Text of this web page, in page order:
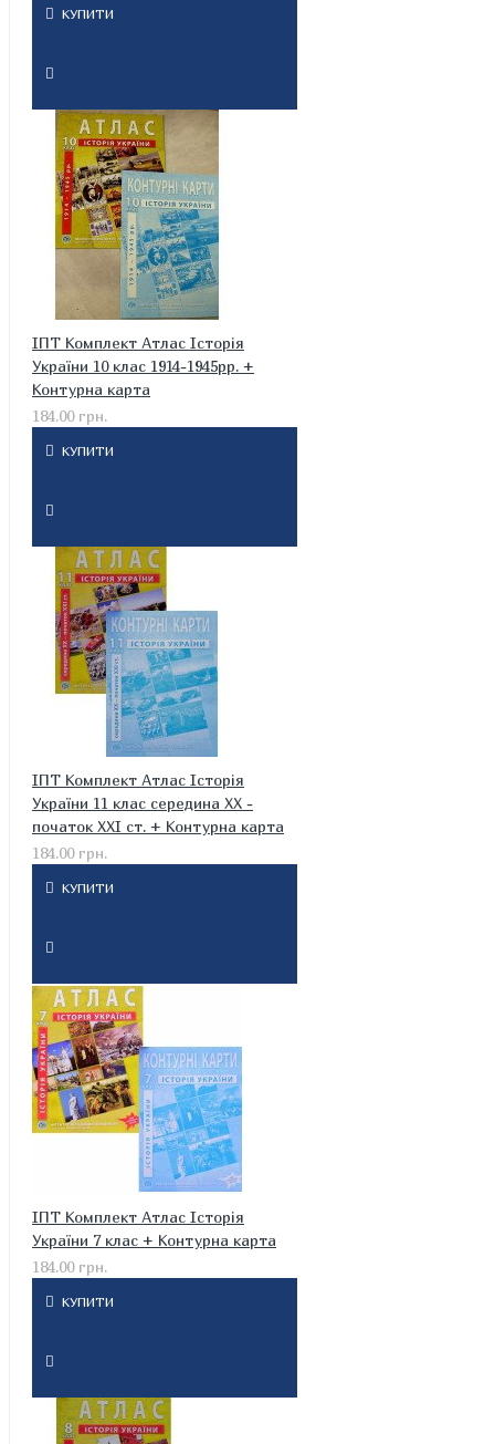
КУПИТИ
ІПТ Комплект Атлас Історія
України 10 клас 1914-1945рр. +
Контурна карта
184.00 грн.
КУПИТИ
ІПТ Комплект Атлас Історія
України 11 клас середина XX -
початок XXI ст. + Контурна карта
184.00 грн.
КУПИТИ
ІПТ Комплект Атлас Історія
України 7 клас + Контурна карта
184.00 грн.
КУПИТИ